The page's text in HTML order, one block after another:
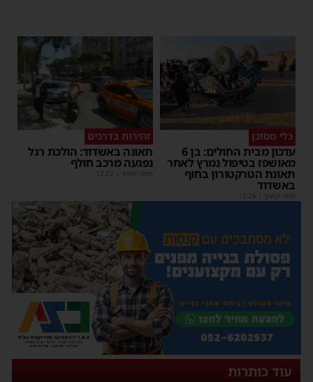
כלי מסוכן
עדכון מבית החולים: בן 6
מאושפז בטיפול נמרץ לאחר
תאונת הטרקטורון בחוף
באשדוד
משה קאהן 12:26
זהירות בדרכים
תאונה באשדוד: הולכת רגל
נפגעה מרכב חולף
משה קאהן
עוד כותרות